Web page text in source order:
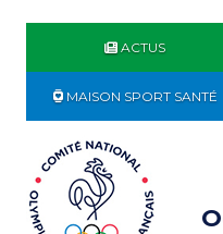
ACTUS
MAISON SPORT SANTÉ
O